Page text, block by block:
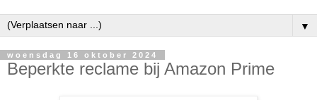
▼
woensdag 16 oktober 2024
Beperkte reclame bij Amazon Prime